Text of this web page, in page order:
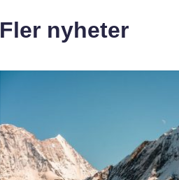
Fler nyheter